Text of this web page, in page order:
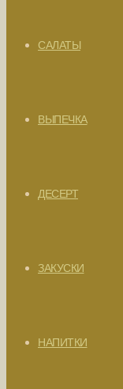
САЛАТЫ
ВЫПЕЧКА
ДЕСЕРТ
ЗАКУСКИ
НАПИТКИ